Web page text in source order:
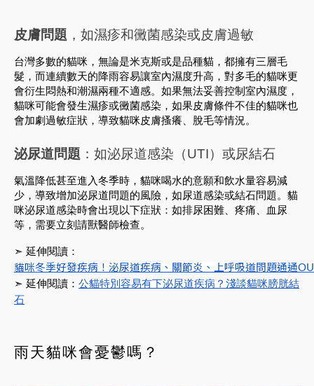
皮膚問題 ，如濕疹和黴菌感染或皮膚過敏
台灣多數的貓咪，無論是米克斯或是品種貓，都擁有三層毛
髮，而連續數天的降雨容易讓室內濕度升高，對多毛的貓咪更
會衍生悶熱和潮濕兩種不適感。如果無法妥善控制室內濕度，
貓咪可能會發生濕疹或黴菌感染，如果皮膚條件不佳的貓咪也
會加劇過敏症狀，導致貓咪皮膚搔癢、脫毛等情況。
泌尿道問題 ：如泌尿道感染（UTI）或尿結石
氣溫降低甚至進入冬季時，貓咪喝水的意願和飲水量容易減
少，導致增加泌尿道問題的風險，如尿道感染或結石問題。貓
咪泌尿道感染時會出現以下症狀：如排尿困難、疼痛、血尿
等，需要立刻請獸醫師檢查。
➣ 延伸閱讀：
貓咪冬季好發疾病！泌尿道疾病、關節炎、上呼吸道問題通通
➣ 延伸閱讀： 公貓特別容易有下泌尿道疾病？淺談貓咪膀胱結
石
雨天貓咪會憂鬱嗎？